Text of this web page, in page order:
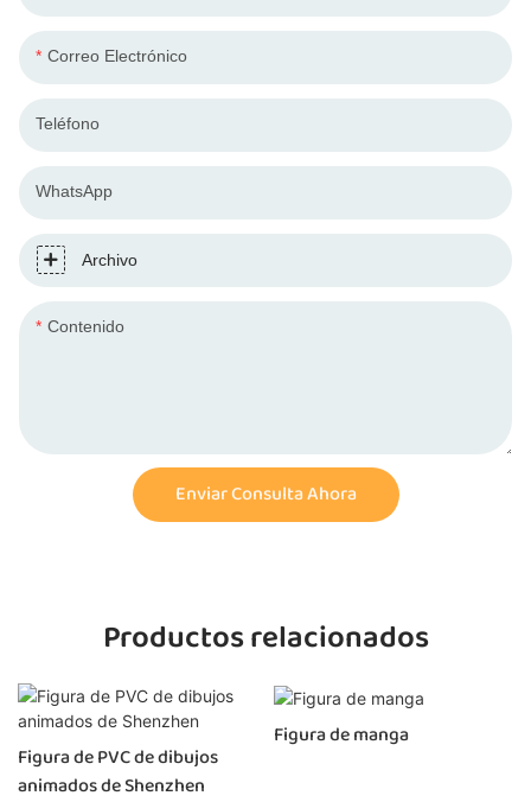
Correo Electrónico
Teléfono
WhatsApp
Archivo
Contenido
Enviar Consulta Ahora
Productos relacionados
Figura de PVC de dibujos
animados de Shenzhen
Figura de manga